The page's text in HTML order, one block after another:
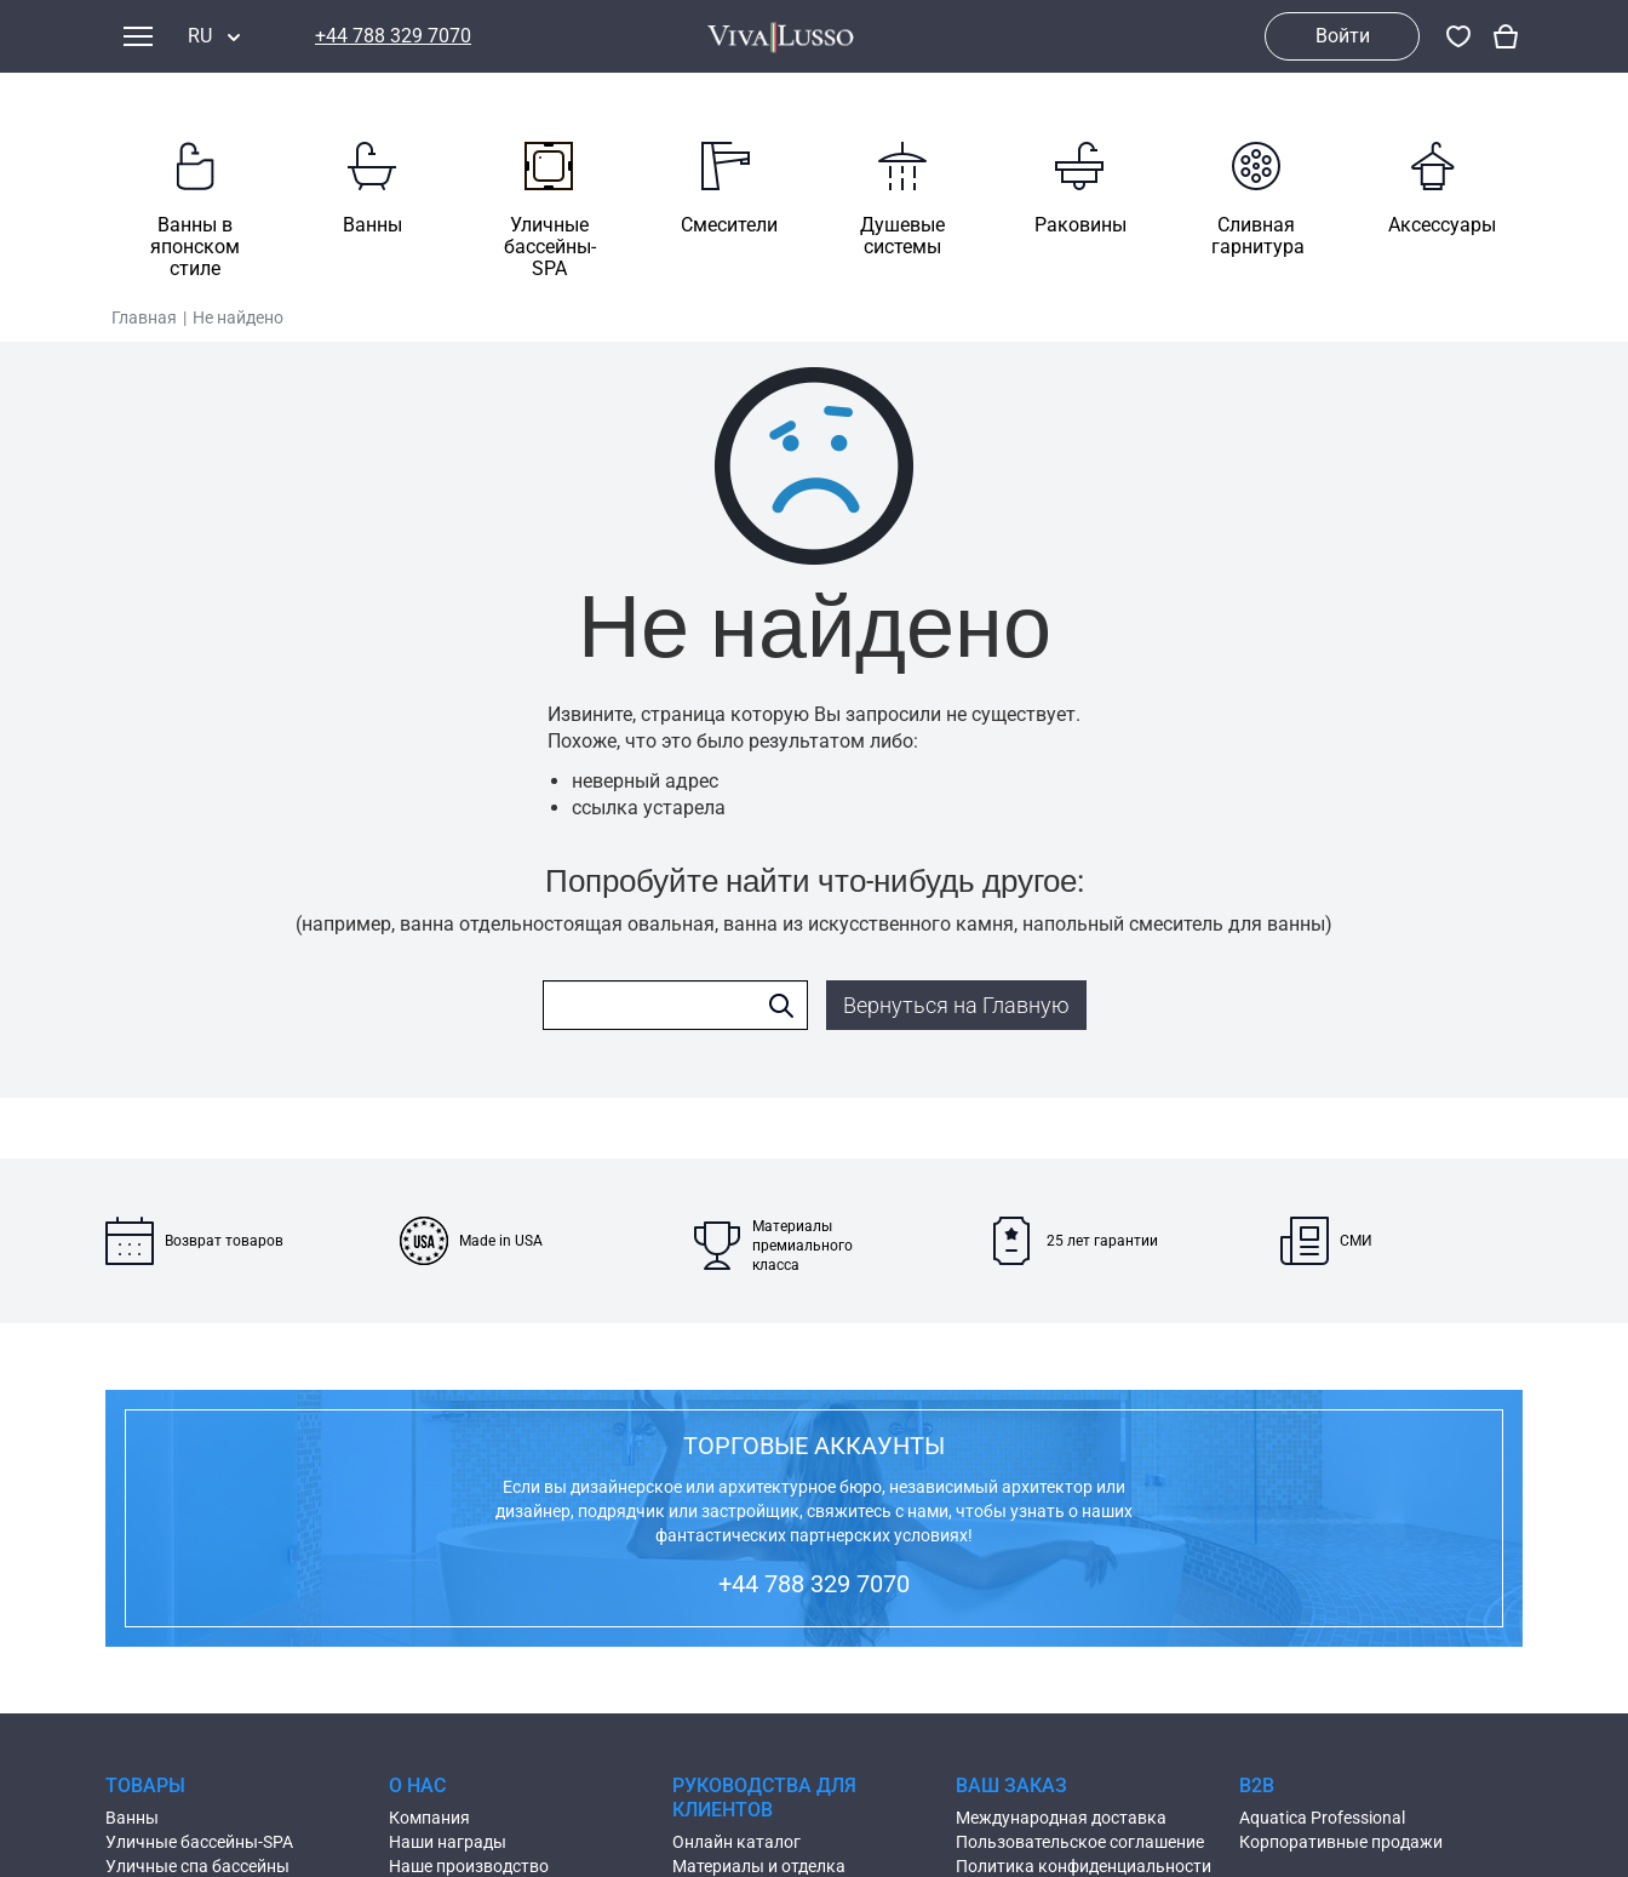
RU +44 788 329 7070 Войти
Ванны в
японском
стиле
Ванны
Уличные
бассейны-
SPA
Смесители
Душевые
системы
Раковины
Сливная
гарнитура
Аксессуары
Главная | Не найдено
Не найдено
Извините, страница которую Вы запросили не существует.
Похоже, что это было результатом либо:
неверный адрес
ссылка устарела
Попробуйте найти что-нибудь другое:
(например, ванна отдельностоящая овальная, ванна из искусственного камня, напольный смеситель для ванны)
Вернуться на Главную
Возврат товаров Made in USA
Материалы
премиального
класса
25 лет гарантии СМИ
ТОРГОВЫЕ АККАУНТЫ
Если вы дизайнерское или архитектурное бюро, независимый архитектор или
дизайнер, подрядчик или застройщик, свяжитесь с нами, чтобы узнать о наших
фантастических партнерских условиях!
+44 788 329 7070
ТОВАРЫ
Ванны
Уличные бассейны-SPA
Уличные спа бассейны
О НАС
Компания
Наши награды
Наше производство
РУКОВОДСТВА ДЛЯ
КЛИЕНТОВ
Онлайн каталог
Материалы и отделка
ВАШ ЗАКАЗ
Международная доставка
Пользовательское соглашение
Политика конфиденциальности
B2B
Aquatica Professional
Корпоративные продажи